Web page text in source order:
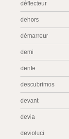
déflecteur
dehors
démarreur
demi
dente
descubrimos
devant
devia
devioluci